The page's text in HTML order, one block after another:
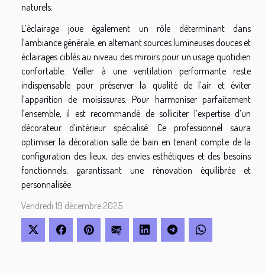
naturels.
L’éclairage joue également un rôle déterminant dans
l’ambiance générale, en alternant sources lumineuses douces et
éclairages ciblés au niveau des miroirs pour un usage quotidien
confortable. Veiller à une ventilation performante reste
indispensable pour préserver la qualité de l’air et éviter
l’apparition de moisissures. Pour harmoniser parfaitement
l’ensemble, il est recommandé de solliciter l’expertise d’un
décorateur d’intérieur spécialisé. Ce professionnel saura
optimiser la décoration salle de bain en tenant compte de la
configuration des lieux, des envies esthétiques et des besoins
fonctionnels, garantissant une rénovation équilibrée et
personnalisée.
Vendredi 19 décembre 2025